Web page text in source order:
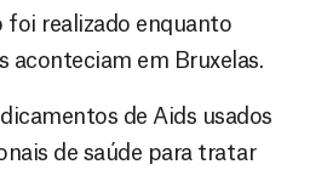
foi realizado enquanto
aconteciam em Bruxelas.
de Aids usados
de saúde para tratar